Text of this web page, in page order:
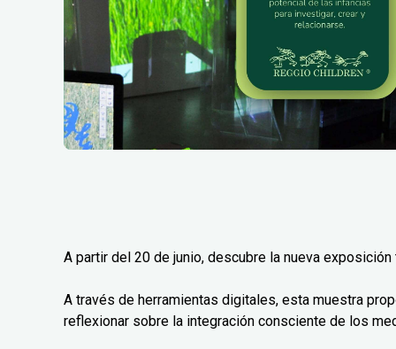
A partir del 20 de junio, descubre la nueva
A través de herramientas digitales, esta muestra
reflexionar sobre la integración consciente de los